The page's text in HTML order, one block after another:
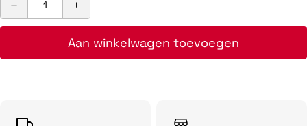
Aan winkelwagen toevoegen